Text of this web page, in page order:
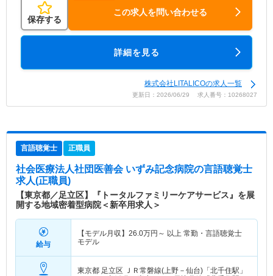
保存する
この求人を問い合わせる
詳細を見る
株式会社LITALICOの求人一覧
更新日：2026/06/29 求人番号：10268027
言語聴覚士 正職員
社会医療法人社団医善会 いずみ記念病院の言語聴覚士
求人(正職員)
【東京都／足立区】『トータルファミリーケアサービス』を展
開する地域密着型病院＜新卒用求人＞
給与
【モデル月収】 26.0万円～ 以上 常勤・言語聴覚士
モデル
東京都 足立区 ＪＲ常磐線(上野－仙台)「北千住駅」